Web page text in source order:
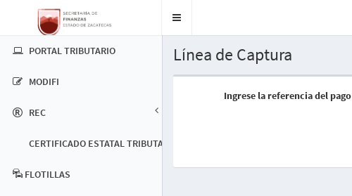
Botón
PORTAL TRIBUTARIO
MODIFI
REC
CERTIFICADO ESTATAL TRIBUTARIO
FLOTILLAS
Línea de Captura
Ingrese la referencia del pago